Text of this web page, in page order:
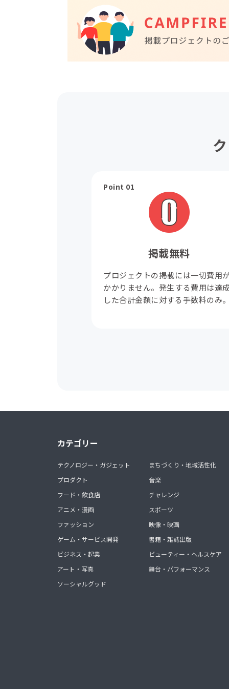
Point 01
掲載無料
プロジェクトの掲載には一切費用
かかりません。発生する費用は達
した合計金額に対する手数料のみ
カテゴリー
テクノロジー・ガジェット
プロダクト
フード・飲食店
アニメ・漫画
ファッション
ゲーム・サービス開発
ビジネス・起業
アート・写真
ソーシャルグッド
まちづくり・地域活性化
音楽
チャレンジ
スポーツ
映像・映画
書籍・雑誌出版
ビューティー・ヘルスケア
舞台・パフォーマンス